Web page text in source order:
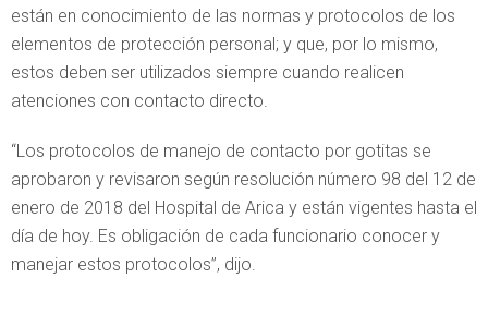
están en conocimiento de las normas y protocolos de los
elementos de protección personal; y que, por lo mismo,
estos deben ser utilizados siempre cuando realicen
atenciones con contacto directo.
“Los protocolos de manejo de contacto por gotitas se
aprobaron y revisaron según resolución número 98 del 12 de
enero de 2018 del Hospital de Arica y están vigentes hasta el
día de hoy. Es obligación de cada funcionario conocer y
manejar estos protocolos”, dijo.